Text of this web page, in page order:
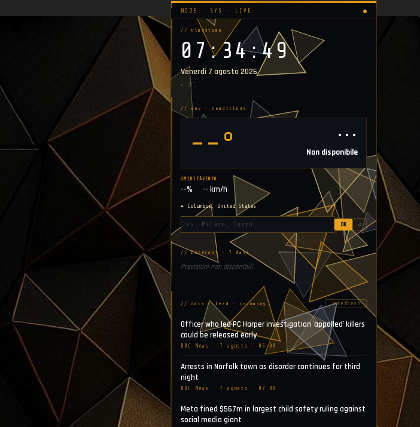
NODE · SYS · LIVE
// timestamp
07:34:50
Venerdì 7 agosto 2026
▸ UTC
// env · conditions
--° ⋯
Non disponibile
UMIDITÀ
--%
VENTO
-- km/h
▸ Columbus, United States
OK ↺
// forecast · 7 days
Previsioni non disponibili.
// data · feed · incoming ⟳refresh
Officer who led PC Harper investigation 'appalled' killers
could be released early
BBC News · 7 agosto · 05:00
Arrests in Norfolk town as disorder continues for third
night
BBC News · 7 agosto · 07:08
Meta fined $567m in largest child safety ruling against
social media giant